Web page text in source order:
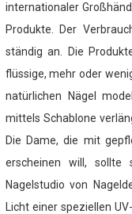
internationaler
Produkte. Der
ständig an. Die
flüssige, mehr oder
natürlichen Nägel
mittels Schablone
Die Dame, die mit
erscheinen will, sollte
Nagelstudio von
Licht einer speziellen